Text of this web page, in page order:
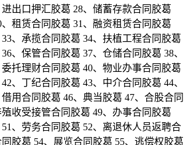
出口押汇胶葛 28、储蓄存款合同胶葛
租赁合同胶葛 31、融资租赁合同胶葛
、承揽合同胶葛 34、扶植工程合同胶葛
、保管合同胶葛 37、仓储合同胶葛 38、
托理财合同胶葛 40、物业办事合同胶葛
、丁纪合同胶葛 43、中介合同胶葛 44、
用合同胶葛 46、典当胶葛 47、合股合同
收受接管合同胶葛 49、办事合同胶葛
、劳务合同胶葛 52、离退休人员返聘合
胶葛 54、展览合同胶葛 55、逃偿权胶葛